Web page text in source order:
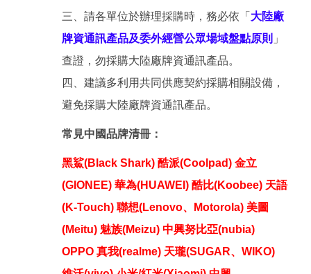
三、請各單位於辦理採購時，務必依「 大陸廠
牌資通訊產品及委外經營公眾場域盤點原則 」
查證，勿採購大陸廠牌資通訊產品。
四、建議多利用共同供應契約採購相關設備，
避免採購大陸廠牌資通訊產品。
常見中國品牌清冊：
黑鯊(Black Shark) 酷派(Coolpad) 金立
(GIONEE) 華為(HUAWEI) 酷比(Koobee) 天語
(K-Touch) 聯想(Lenovo、Motorola) 美圖
(Meitu) 魅族(Meizu) 中興努比亞(nubia)
OPPO 真我(realme) 天瓏(SUGAR、WIKO)